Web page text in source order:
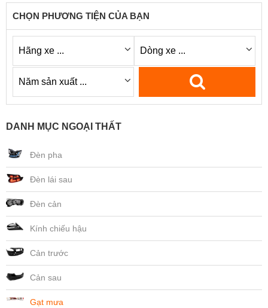
CHỌN PHƯƠNG TIỆN CỦA BẠN
DANH MỤC NGOẠI THẤT
Đèn pha
Đèn lái sau
Đèn cản
Kính chiếu hậu
Cản trước
Cản sau
Gạt mưa